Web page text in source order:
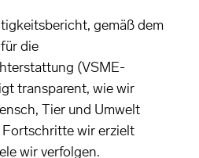
gemäß dem
die
(VSME-
transparent, wie wir
Tier und Umwelt
wir erzielt
wir verfolgen.